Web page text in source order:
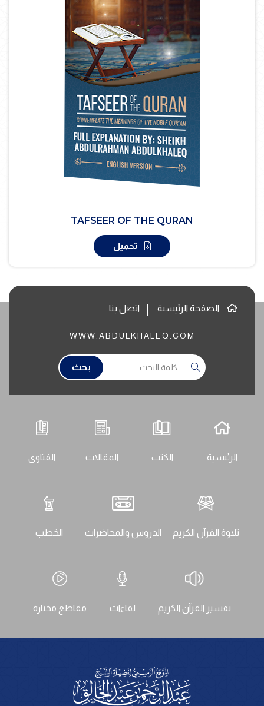
TAFSEER OF THE QURAN
تحميل
الصفحة الرئيسية اتصل بنا
WWW.ABDULKHALEQ.COM
بحث
الرئيسية الكتب المقالات الفتاوى
تلاوة القرآن الكريم الدروس والمحاضرات الخطب
تفسير القرآن الكريم لقاءات مقاطع مختارة